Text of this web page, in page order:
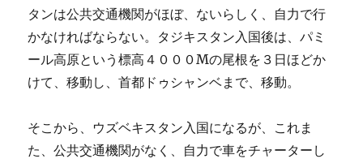
タンは公共交通機関がほぼ、ないらしく、自力で行
かなければならない。タジキスタン入国後は、パミ
ール高原という標高４０００Mの尾根を３日ほどか
けて、移動し、首都ドゥシャンベまで、移動。
そこから、ウズベキスタン入国になるが、これま
た、公共交通機関がなく、自力で車をチャーターし